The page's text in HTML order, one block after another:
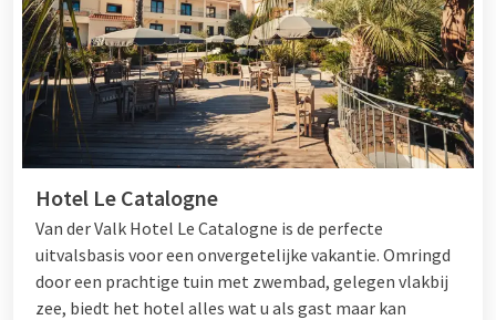
Hotel Le Catalogne
Van der Valk Hotel Le Catalogne is de perfecte
uitvalsbasis voor een onvergetelijke vakantie. Omringd
door een prachtige tuin met zwembad, gelegen vlakbij
zee, biedt het hotel alles wat u als gast maar kan